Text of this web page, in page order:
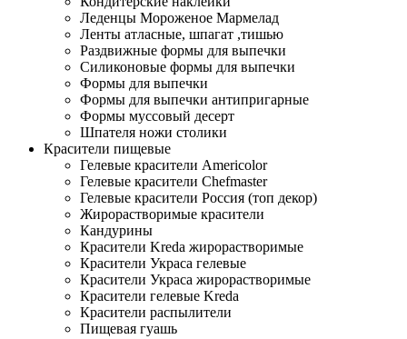
Леденцы Мороженое Мармелад
Ленты атласные, шпагат ,тишью
Раздвижные формы для выпечки
Силиконовые формы для выпечки
Формы для выпечки
Формы для выпечки антипригарные
Формы муссовый десерт
Шпателя ножи столики
Красители пищевые
Гелевые красители Americolor
Гелевые красители Chefmaster
Гелевые красители Россия (топ декор)
Жирорастворимые красители
Кандурины
Красители Kreda жирорастворимые
Красители Украса гелевые
Красители Украса жирорастворимые
Красители гелевые Kreda
Красители распылители
Пищевая гуашь